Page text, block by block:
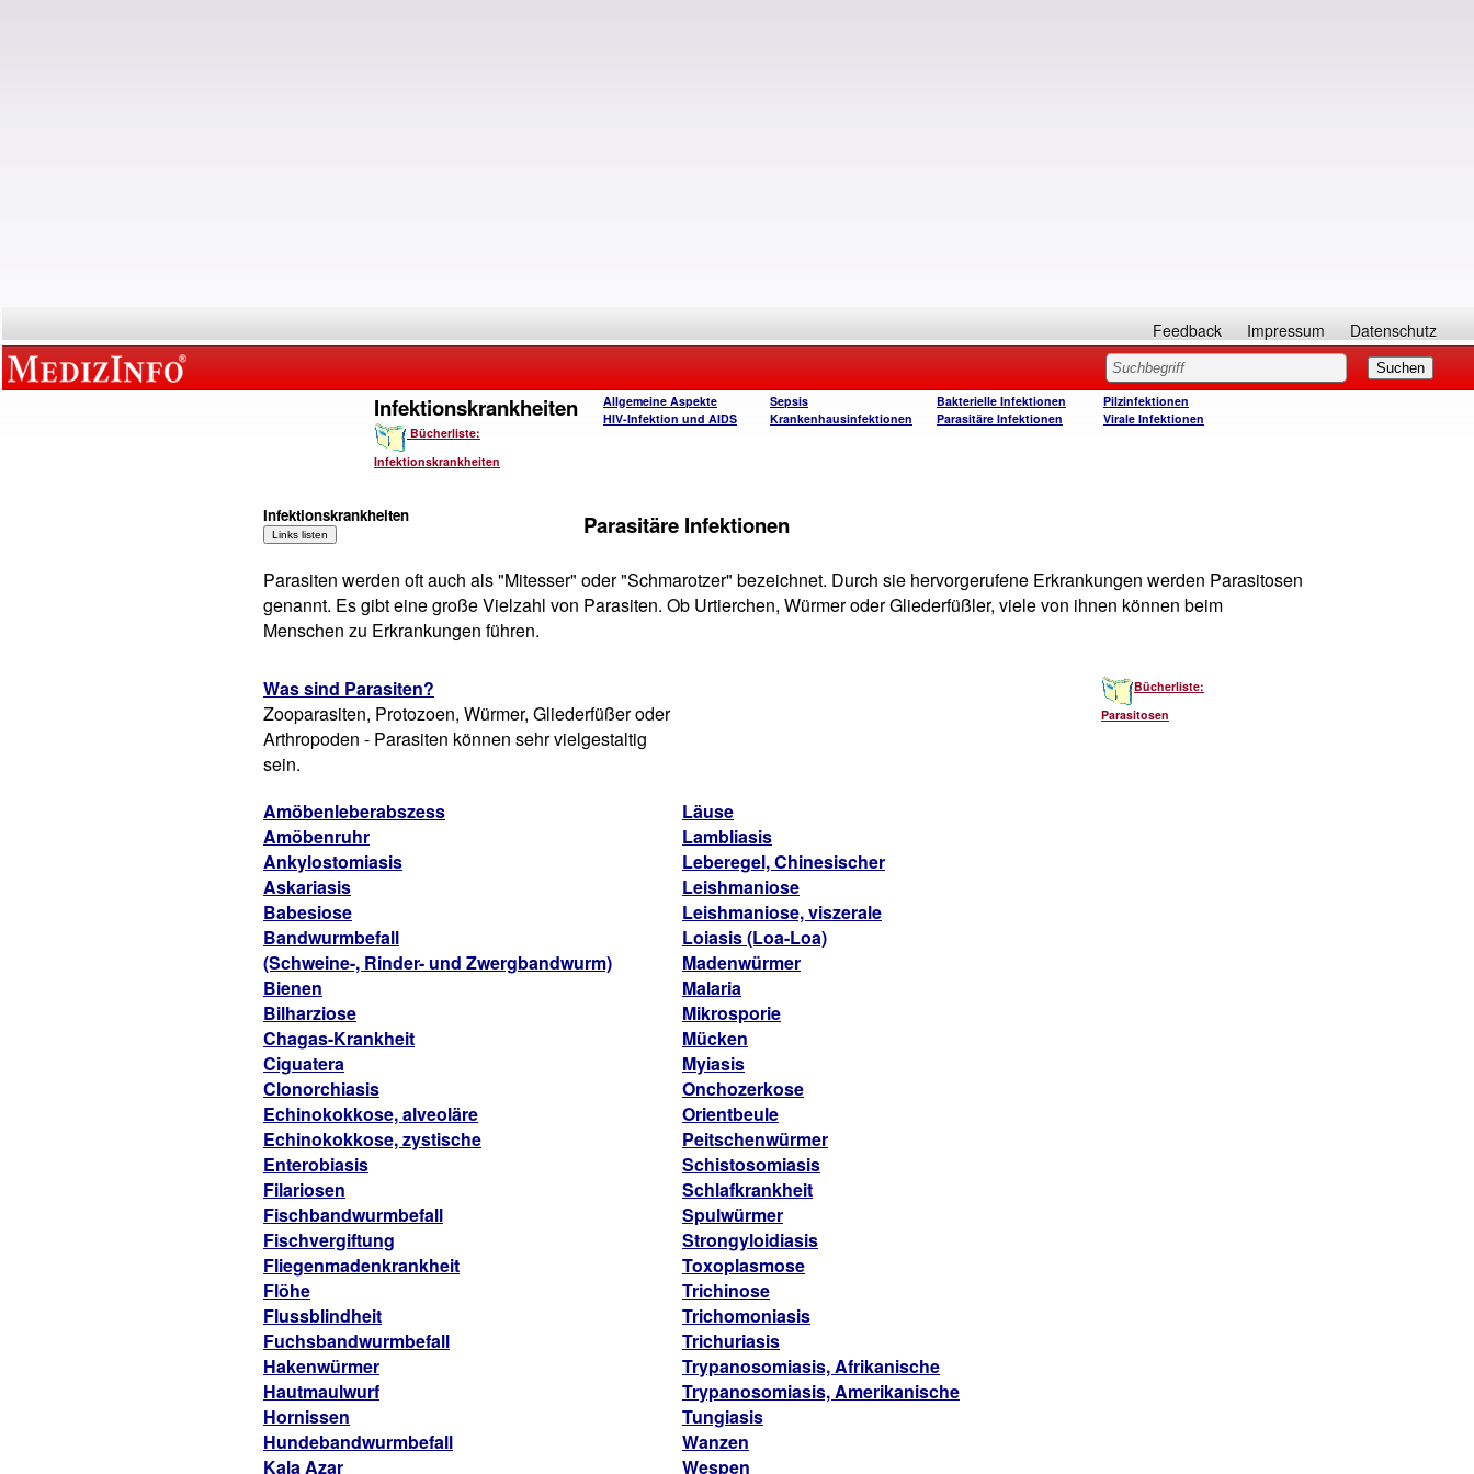
Feedback Impressum Datenschutz
Infektionskrankheiten
Bücherliste:
Infektionskrankheiten
Allgemeine Aspekte
HIV-Infektion und AIDS
Sepsis
Krankenhausinfektionen
Bakterielle Infektionen
Parasitäre Infektionen
Pilzinfektionen
Virale Infektionen
Infektionskrankheiten Parasitäre Infektionen
Parasiten werden oft auch als "Mitesser" oder "Schmarotzer" bezeichnet. Durch sie hervorgerufene Erkrankungen werden Parasitosen
genannt. Es gibt eine große Vielzahl von Parasiten. Ob Urtierchen, Würmer oder Gliederfüßler, viele von ihnen können beim
Menschen zu Erkrankungen führen.
Was sind Parasiten?
Zooparasiten, Protozoen, Würmer, Gliederfüßer oder
Arthropoden - Parasiten können sehr vielgestaltig
sein.
Bücherliste:
Parasitosen
Amöbenleberabszess
Amöbenruhr
Ankylostomiasis
Askariasis
Babesiose
Bandwurmbefall
(Schweine-, Rinder- und Zwergbandwurm)
Bienen
Bilharziose
Chagas-Krankheit
Ciguatera
Clonorchiasis
Echinokokkose, alveoläre
Echinokokkose, zystische
Enterobiasis
Filariosen
Fischbandwurmbefall
Fischvergiftung
Fliegenmadenkrankheit
Flöhe
Flussblindheit
Fuchsbandwurmbefall
Hakenwürmer
Hautmaulwurf
Hornissen
Hundebandwurmbefall
Kala Azar
Läuse
Lambliasis
Leberegel, Chinesischer
Leishmaniose
Leishmaniose, viszerale
Loiasis (Loa-Loa)
Madenwürmer
Malaria
Mikrosporie
Mücken
Myiasis
Onchozerkose
Orientbeule
Peitschenwürmer
Schistosomiasis
Schlafkrankheit
Spulwürmer
Strongyloidiasis
Toxoplasmose
Trichinose
Trichomoniasis
Trichuriasis
Trypanosomiasis, Afrikanische
Trypanosomiasis, Amerikanische
Tungiasis
Wanzen
Wespen